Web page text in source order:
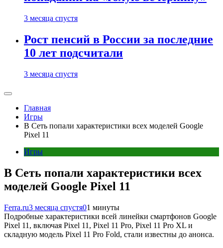
3 месяца спустя
Рост пенсий в России за последние
10 лет подсчитали
3 месяца спустя
Главная
Игры
В Сеть попали характеристики всех моделей Google
Pixel 11
Игры
В Сеть попали характеристики всех
моделей Google Pixel 11
Ferra.ru3 месяца спустя01 минуты
Подробные характеристики всей линейки смартфонов Google
Pixel 11, включая Pixel 11, Pixel 11 Pro, Pixel 11 Pro XL и
складную модель Pixel 11 Pro Fold, стали известны до анонса.